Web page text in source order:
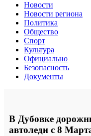
Новости
Новости региона
Политика
Общество
Спорт
Культура
Официально
Безопасность
Документы
В Дубовке
автоледи с 8